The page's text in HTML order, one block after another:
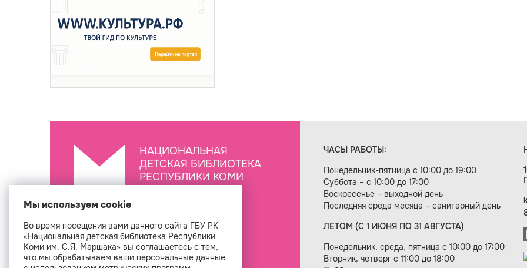
НАЦИОНАЛЬНАЯ
ДЕТСКАЯ БИБЛИОТЕКА
РЕСПУБЛИКИ КОМИ
ЧАСЫ РАБОТЫ:
Понедельник-пятница с 10:00 до 19:00
Суббота – с 10:00 до 17:00
Воскресенье – выходной день
Последняя среда месяца – санитарный день
ЛЕТОМ (С 1 ИЮНЯ ПО 31 АВГУСТА)
Понедельник, среда, пятница с 10:00 до 17:00
Вторник, четверг с 11:00 до 18:00
Создание сайта — веб-студия «Цифровой век»
Мы используем cookie
Во время посещения вами данного сайта ГБУ РК
«Национальная детская библиотека Республики
Коми им. С.Я. Маршака» вы соглашаетесь с тем,
что мы обрабатываем ваши персональные данные